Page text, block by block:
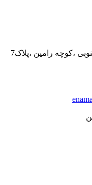
،کوچه رامین ،پلاک7